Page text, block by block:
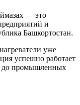
— это
и
Башкортостан.
уже
успешно работает
до промышленных